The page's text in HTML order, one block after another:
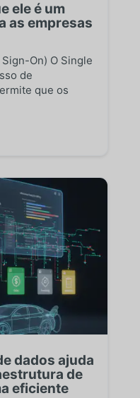
ele é um
as empresas
On) O Single
de
que os
dados ajuda
de
eficiente